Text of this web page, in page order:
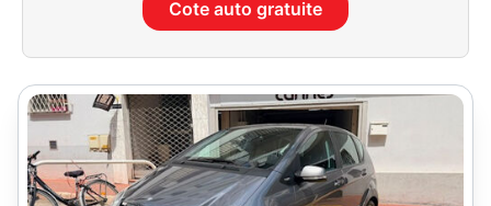
Cote auto gratuite